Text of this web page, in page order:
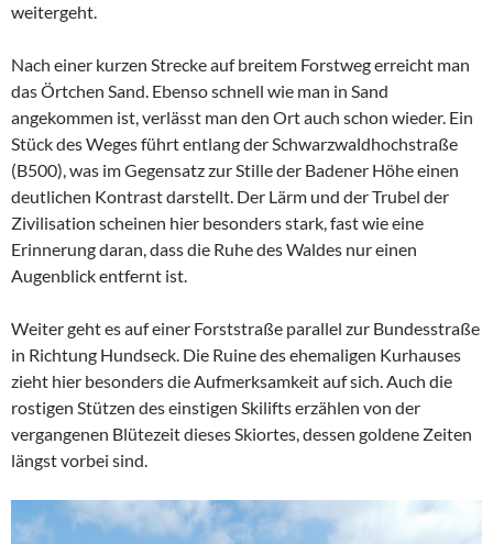
weitergeht.
Nach einer kurzen Strecke auf breitem Forstweg erreicht man
das Örtchen Sand. Ebenso schnell wie man in Sand
angekommen ist, verlässt man den Ort auch schon wieder. Ein
Stück des Weges führt entlang der Schwarzwaldhochstraße
(B500), was im Gegensatz zur Stille der Badener Höhe einen
deutlichen Kontrast darstellt. Der Lärm und der Trubel der
Zivilisation scheinen hier besonders stark, fast wie eine
Erinnerung daran, dass die Ruhe des Waldes nur einen
Augenblick entfernt ist.
Weiter geht es auf einer Forststraße parallel zur Bundesstraße
in Richtung Hundseck. Die Ruine des ehemaligen Kurhauses
zieht hier besonders die Aufmerksamkeit auf sich. Auch die
rostigen Stützen des einstigen Skilifts erzählen von der
vergangenen Blütezeit dieses Skiortes, dessen goldene Zeiten
längst vorbei sind.